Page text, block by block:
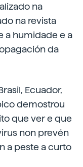
na
na revista
a humidade e a
da
Ecuador,
demostrou
que ver e que
non prevén
a peste a curto